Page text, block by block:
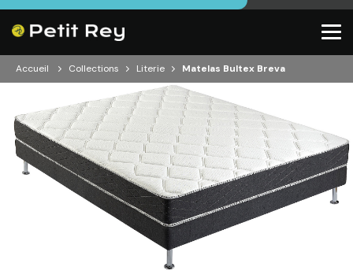
Accueil Collections Literie Matelas Bultex Breva